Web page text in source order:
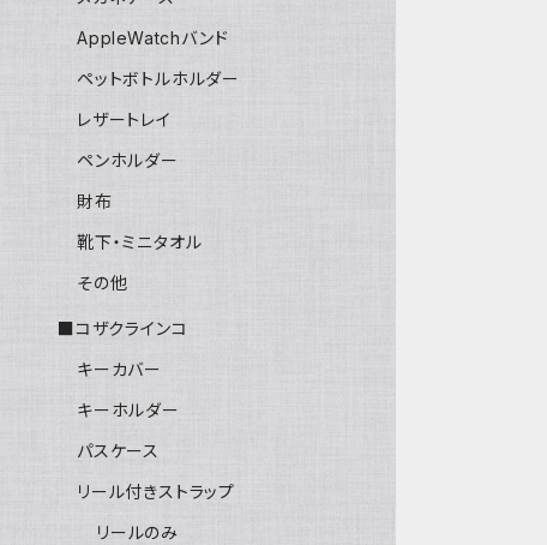
AppleWatchバンド
ペットボトルホルダー
レザートレイ
ペンホルダー
財布
靴下・ミニタオル
その他
■コザクラインコ
キーカバー
キーホルダー
パスケース
リール付きストラップ
リールのみ